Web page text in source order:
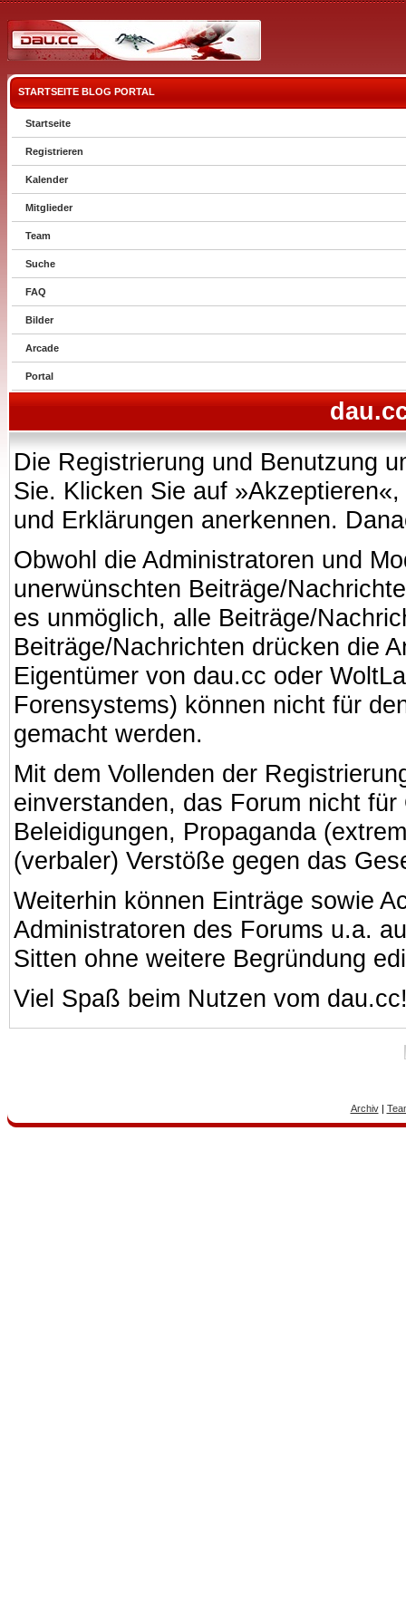
STARTSEITE BLOG PORTAL
Startseite
Registrieren
Kalender
Mitglieder
Team
Suche
FAQ
Bilder
Arcade
Portal
Die Registrierung und Benutzung
Sie. Klicken Sie auf
und Erklärungen anerkennen.
Obwohl die Administratoren und
unerwünschten Beiträge/
es unmöglich, alle Beiträge/
Beiträge/Nachrichten drücken die
Eigentümer von dau.cc oder
Forensystems) können nicht für
gemacht werden.
Mit dem Vollenden der
einverstanden, das Forum nicht
Beleidigungen, Propaganda
(verbaler) Verstöße gegen das
Weiterhin können Einträge sowie
Administratoren des Forums u.a.
Sitten ohne weitere Begründung
Viel Spaß beim Nutzen vom
Archiv|